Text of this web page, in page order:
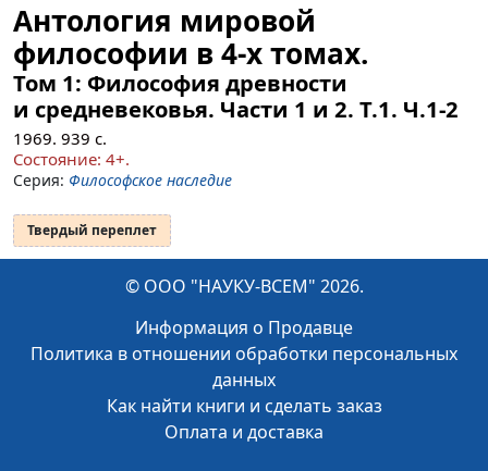
Антология мировой
философии в 4-х томах.
Том 1: Философия древности
и средневековья. Части 1 и 2. Т.1. Ч.1-2
1969. 939 с.
Состояние: 4+.
Серия: Философское наследие
Твердый переплет
© ООО "НАУКУ-ВСЕМ" 2026.
Информация о Продавце
Политика в отношении обработки персональных
данных
Как найти книги и сделать заказ
Оплата и доставка